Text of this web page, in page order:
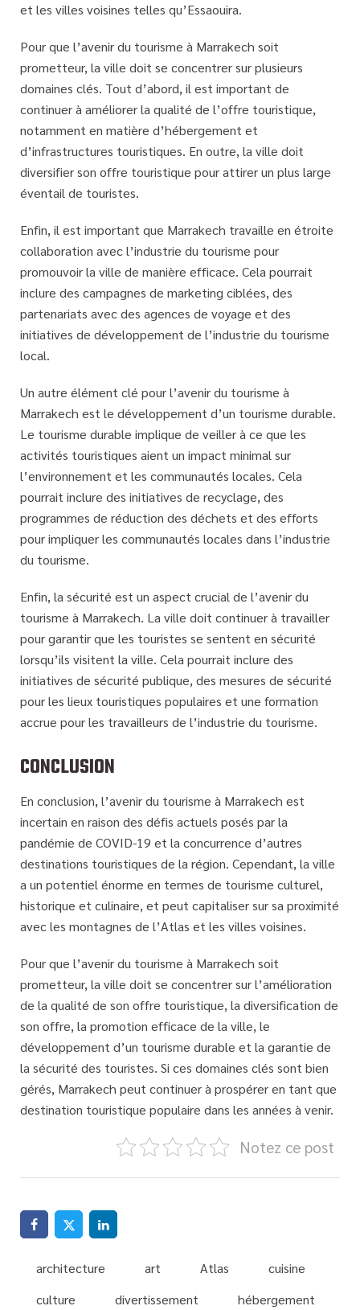
et les villes voisines telles qu’Essaouira.
Pour que l’avenir du tourisme à Marrakech soit
prometteur, la ville doit se concentrer sur plusieurs
domaines clés. Tout d’abord, il est important de
continuer à améliorer la qualité de l’offre touristique,
notamment en matière d’hébergement et
d’infrastructures touristiques. En outre, la ville doit
diversifier son offre touristique pour attirer un plus large
éventail de touristes.
Enfin, il est important que Marrakech travaille en étroite
collaboration avec l’industrie du tourisme pour
promouvoir la ville de manière efficace. Cela pourrait
inclure des campagnes de marketing ciblées, des
partenariats avec des agences de voyage et des
initiatives de développement de l’industrie du tourisme
local.
Un autre élément clé pour l’avenir du tourisme à
Marrakech est le développement d’un tourisme durable.
Le tourisme durable implique de veiller à ce que les
activités touristiques aient un impact minimal sur
l’environnement et les communautés locales. Cela
pourrait inclure des initiatives de recyclage, des
programmes de réduction des déchets et des efforts
pour impliquer les communautés locales dans l’industrie
du tourisme.
Enfin, la sécurité est un aspect crucial de l’avenir du
tourisme à Marrakech. La ville doit continuer à travailler
pour garantir que les touristes se sentent en sécurité
lorsqu’ils visitent la ville. Cela pourrait inclure des
initiatives de sécurité publique, des mesures de sécurité
pour les lieux touristiques populaires et une formation
accrue pour les travailleurs de l’industrie du tourisme.
CONCLUSION
En conclusion, l’avenir du tourisme à Marrakech est
incertain en raison des défis actuels posés par la
pandémie de COVID-19 et la concurrence d’autres
destinations touristiques de la région. Cependant, la ville
a un potentiel énorme en termes de tourisme culturel,
historique et culinaire, et peut capitaliser sur sa proximité
avec les montagnes de l’Atlas et les villes voisines.
Pour que l’avenir du tourisme à Marrakech soit
prometteur, la ville doit se concentrer sur l’amélioration
de la qualité de son offre touristique, la diversification de
son offre, la promotion efficace de la ville, le
développement d’un tourisme durable et la garantie de
la sécurité des touristes. Si ces domaines clés sont bien
gérés, Marrakech peut continuer à prospérer en tant que
destination touristique populaire dans les années à venir.
Notez ce post
architecture art Atlas
cuisine
culture
divertissement hébergement